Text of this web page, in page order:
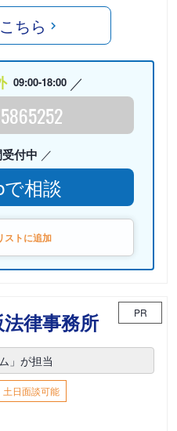
ちら
09:00-18:00
付中
相談
ストに追加
律事務所 PR
」が担当
土日面談可能